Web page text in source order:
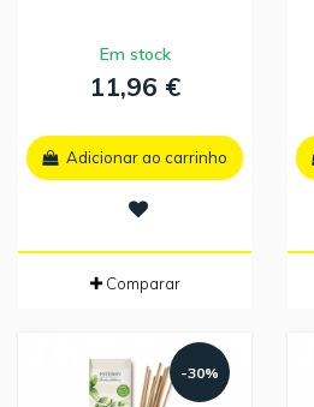
Em stock
11,96 €
Adicionar ao carrinho
Comparar
-30%